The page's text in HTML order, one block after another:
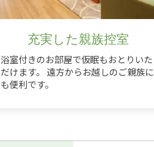
充実した親族控室
浴室付きのお部屋で仮眠もおとりいた
だけます。 遠方からお越しのご親族に
も便利です。